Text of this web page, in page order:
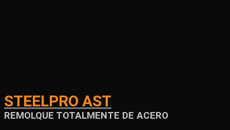
STEELPRO AST
REMOLQUE TOTALMENTE DE ACERO